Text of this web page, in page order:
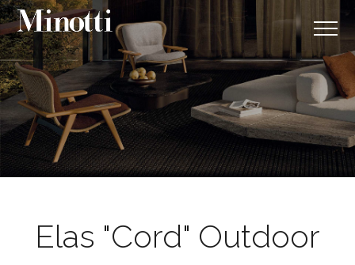
Elas "Cord" Outdoor